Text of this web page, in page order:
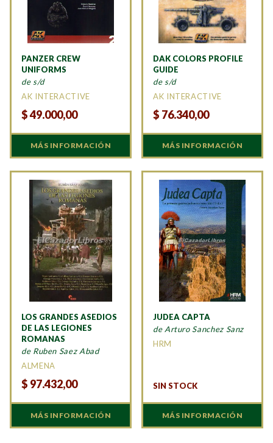
PANZER CREW
UNIFORMS
de s/d
AK INTERACTIVE
$49.000,00
MÁS INFORMACIÓN
DAK COLORS PROFILE
GUIDE
de s/d
AK INTERACTIVE
$ 76.340,00
MÁS INFORMACIÓN
LOS GRANDES ASEDIOS
DE LAS LEGIONES
ROMANAS
de Ruben Saez Abad
ALMENA
$ 97.432,00
MÁS INFORMACIÓN
JUDEA CAPTA
de Arturo Sanchez Sanz
HRM
SIN STOCK
MÁS INFORMACIÓN